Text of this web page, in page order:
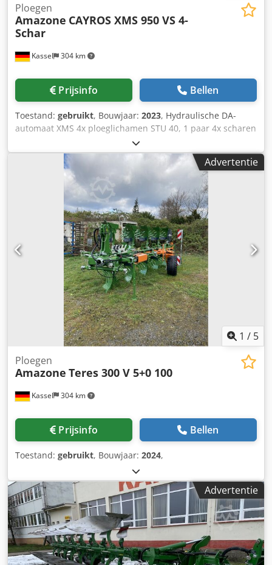
Kassel 304 km
Ploegen
Amazone CAYROS XMS 950 VS 4-
Schar
Prijsinfo Bellen
Toestand: gebruikt, Bouwjaar: 2023, Hydraulische DA-
automaat XMS 4x ploeglichamen STU 40, 1 paar 4x scharen
430 HD, 1 paar aanlagbeschermers, 1 paar 4x voorscharen
M0 RH65-85 schijfkouters DM 500 voor hydraulische zware
steenbeveiliging, pendelend steunwiel DM680. Chedpfstvf
Advertentie
1 / 5
Kassel 304 km
Ploegen
Amazone Teres 300 V 5+0 100
Prijsinfo Bellen
Toestand: gebruikt, Bouwjaar: 2024,
Advertentie